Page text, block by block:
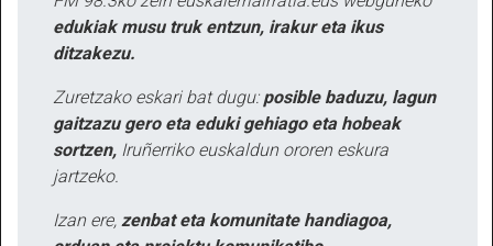
edukiak musu truk entzun, irakur eta ikus
ditzakezu.
Zuretzako eskari bat dugu: posible baduzu, lagun
gaitzazu gero eta eduki gehiago eta hobeak
sortzen, Iruñerriko euskaldun ororen eskura
jartzeko.
Izan ere, zenbat eta komunitate handiagoa,